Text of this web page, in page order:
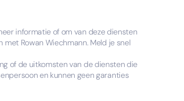
informatie of om van deze diensten
Rowan Wiechmann. Meld je snel
of de uitkomsten van de diensten die
en kunnen geen garanties